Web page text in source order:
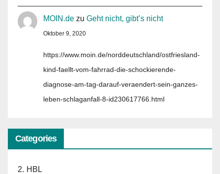
MOIN.de zu Geht nicht, gibt’s nicht
Oktober 9, 2020
https://www.moin.de/norddeutschland/ostfriesland-
kind-faellt-vom-fahrrad-die-schockierende-
diagnose-am-tag-darauf-veraendert-sein-ganzes-
leben-schlaganfall-8-id230617766.html
Categories
2. HBL